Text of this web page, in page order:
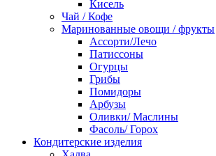
Кисель
Чай / Кофе
Маринованные овощи / фрукты
Ассорти/Лечо
Патиссоны
Огурцы
Грибы
Помидоры
Арбузы
Оливки/ Маслины
Фасоль/ Горох
Кондитерские изделия